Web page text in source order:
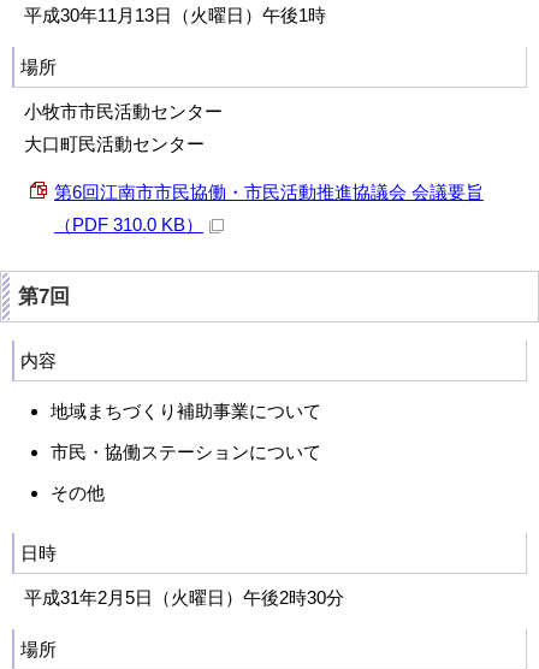
平成30年11月13日（火曜日）午後1時
場所
小牧市市民活動センター
大口町民活動センター
第6回江南市市民協働・市民活動推進協議会 会議要旨
（PDF 310.0 KB）
第7回
内容
地域まちづくり補助事業について
市民・協働ステーションについて
その他
日時
平成31年2月5日（火曜日）午後2時30分
場所